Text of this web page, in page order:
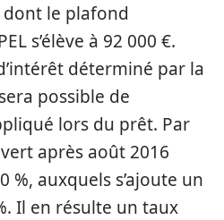
le plafond
s’élève à 92 000 €.
déterminé par la
possible de
lors du prêt. Par
après août 2016
%, auxquels s’ajoute un
Il en résulte un taux